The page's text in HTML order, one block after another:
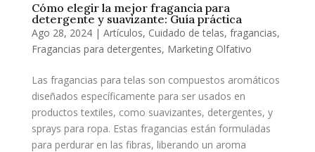
Cómo elegir la mejor fragancia para
detergente y suavizante: Guía práctica
Ago 28, 2024| Artículos, Cuidado de telas, fragancias,
Fragancias para detergentes, Marketing Olfativo
Las fragancias para telas son compuestos aromáticos
diseñados específicamente para ser usados en
productos textiles, como suavizantes, detergentes, y
sprays para ropa. Estas fragancias están formuladas
para perdurar en las fibras, liberando un aroma